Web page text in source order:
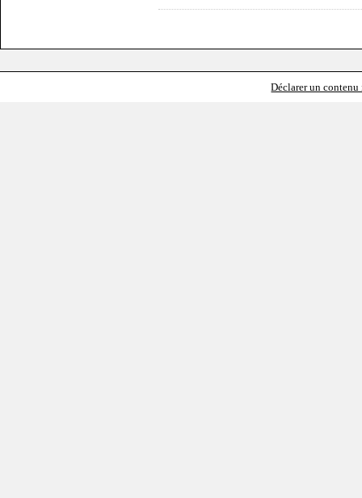
Déclarer un